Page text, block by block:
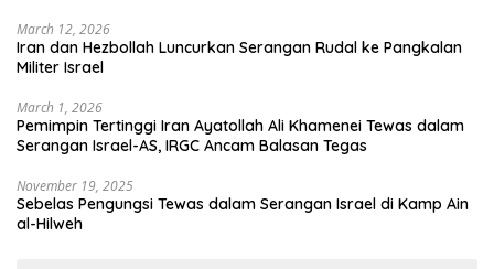
March 12, 2026
Iran dan Hezbollah Luncurkan Serangan Rudal ke Pangkalan
Militer Israel
March 1, 2026
Pemimpin Tertinggi Iran Ayatollah Ali Khamenei Tewas dalam
Serangan Israel-AS, IRGC Ancam Balasan Tegas
November 19, 2025
Sebelas Pengungsi Tewas dalam Serangan Israel di Kamp Ain
al-Hilweh